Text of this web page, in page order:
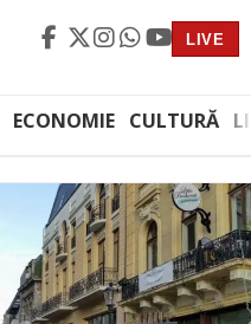
LIVE
ECONOMIE CULTURĂ